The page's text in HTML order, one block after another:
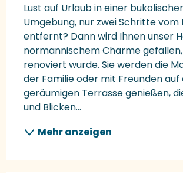
Lust auf Urlaub in einer
Umgebung, nur zwei Schritte vom
entfernt? Dann wird Ihnen unser
normannischem Charme
renoviert wurde. Sie werden die
der Familie oder mit Freunden auf
geräumigen Terrasse genießen,
und Blicken...
Mehr anzeigen